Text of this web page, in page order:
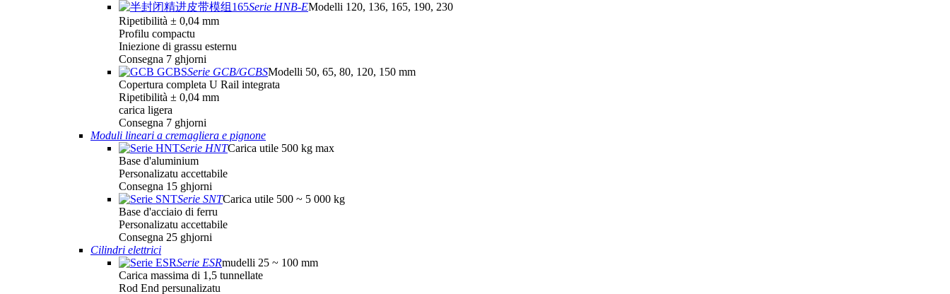
Serie HNB-EModelli 120, 136, 165, 190, 230
Ripetibilità ± 0,04 mm
Profilu compactu
Iniezione di grassu esternu
Consegna 7 ghjorni
Serie GCB/GCBSModelli 50, 65, 80, 120, 150 mm
Copertura completa U Rail integrata
Ripetibilità ± 0,04 mm
carica ligera
Consegna 7 ghjorni
Moduli lineari a cremagliera e pignone
Serie HNTCarica utile 500 kg max
Base d'aluminium
Personalizatu accettabile
Consegna 15 ghjorni
Serie SNTCarica utile 500 ~ 5 000 kg
Base d'acciaio di ferru
Personalizatu accettabile
Consegna 25 ghjorni
Cilindri elettrici
Serie ESRmudelli 25 ~ 100 mm
Carica massima di 1,5 tunnellate
Rod End persunalizatu